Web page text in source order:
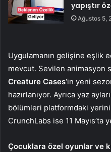
yapıştır
Ağustos 5,
Uygulamanın gelişine eşlik
mevcut. Sevilen animasyon
Creature Cases‘in yeni
hazırlanıyor. Ayrıca yaz
bölümleri platformdaki yerini
CrunchLabs ise 11
Çocuklara özel oyunlar ve